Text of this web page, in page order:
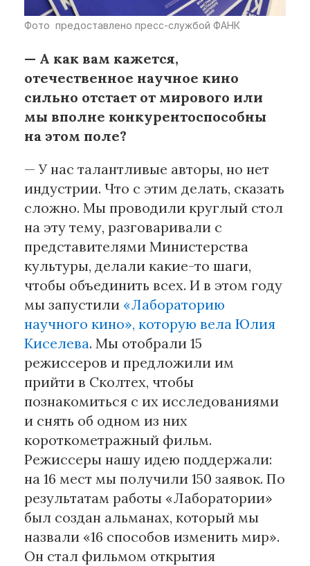
Фото предоставлено пресс-службой ФАНК
— А как вам кажется,
отечественное научное кино
сильно отстает от мирового или
мы вполне конкурентоспособны
на этом поле?
— У нас талантливые авторы, но нет
индустрии. Что с этим делать, сказать
сложно. Мы проводили круглый стол
на эту тему, разговаривали с
представителями Министерства
культуры, делали какие-то шаги,
чтобы объединить всех. И в этом году
мы запустили «Лабораторию
научного кино», которую вела Юлия
Киселева. Мы отобрали 15
режиссеров и предложили им
прийти в Сколтех, чтобы
познакомиться с их исследованиями
и снять об одном из них
короткометражный фильм.
Режиссеры нашу идею поддержали:
на 16 мест мы получили 150 заявок. По
результатам работы «Лаборатории»
был создан альманах, который мы
назвали «16 способов изменить мир».
Он стал фильмом открытия